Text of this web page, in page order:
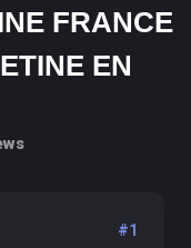
FRANCE
EN
#1